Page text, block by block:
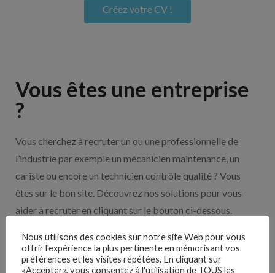
Créez votre CV !
Vous êtes une entreprise
?
Vous cherchez à recruter un ou une professionnelle de
l’industrie par exemple un mécanicien maintenance, un
cariste ou encore un technicien contrôle qualité ? Vous
êtes sur le bon site. Découvrez nos solutions pour vous
aider à recruter en cliquant sur le bouton ci-dessous.
Nos solutions entreprises
Nous utilisons des cookies sur notre site Web pour vous
offrir l'expérience la plus pertinente en mémorisant vos
préférences et les visites répétées. En cliquant sur
«Accepter», vous consentez à l'utilisation de TOUS les